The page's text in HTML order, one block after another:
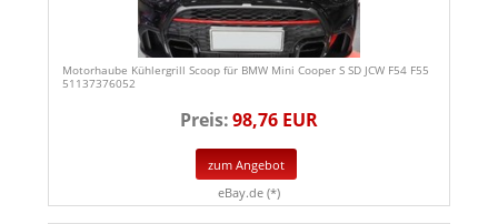
Motorhaube Kühlergrill Scoop für BMW Mini Cooper S SD JCW F54 F55
51137376052
Preis:98,76 EUR
zum Angebot
eBay.de (*)